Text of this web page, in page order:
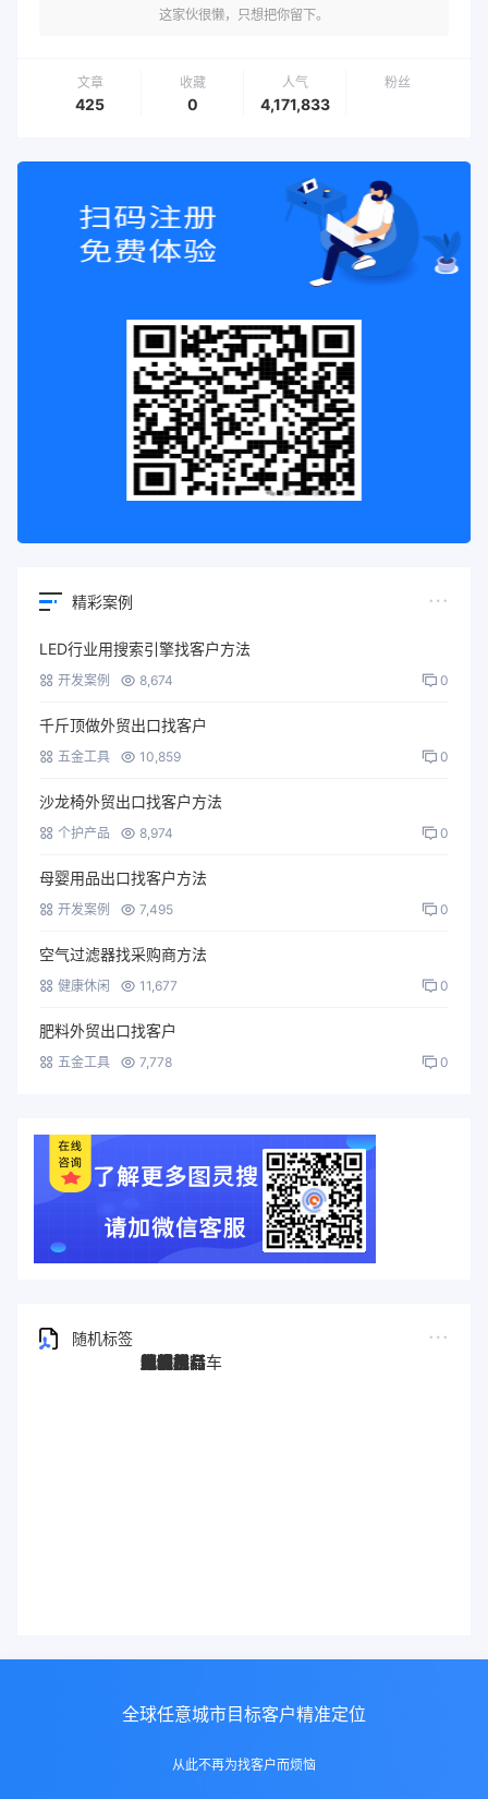
这家伙很懒，只想把你留下。
文章
425
收藏
0
人气
4,171,833
粉丝
精彩案例
LED行业用搜索引擎找客户方法
开发案例 8,674 0
千斤顶做外贸出口找客户
五金工具 10,859 0
沙龙椅外贸出口找客户方法
个护产品 8,974 0
母婴用品出口找客户方法
开发案例 7,495 0
空气过滤器找采购商方法
健康休闲 11,677 0
肥料外贸出口找客户
五金工具 7,778 0
随机标签
图灵搜
电子秤
劳保手套
压缩机
宠物用品
纸袋
塑料袋
箱包
圣诞树
电子烟
集装箱
沙发
户外用品
美容用品
红酒
电动自行车
服装
母婴用品
石材
壁纸
建筑材料
全球任意城市目标客户精准定位
从此不再为找客户而烦恼